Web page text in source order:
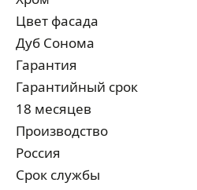
Цвет фасада
Дуб Сонома
Гарантия
Гарантийный срок
18 месяцев
Производство
Россия
Срок службы